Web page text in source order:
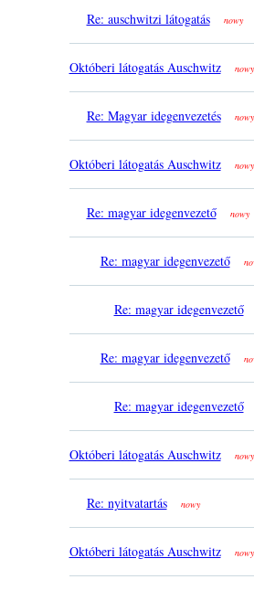
Re: auschwitzi látogatás nowy
Októberi látogatás Auschwitz nowy
Re: Magyar idegenvezetés nowy
Októberi látogatás Auschwitz nowy
Re: magyar idegenvezető nowy
Re: magyar idegenvezető
Re: magyar idegenvezető
Re: magyar idegenvezető
Re: magyar idegenvezető
Októberi látogatás Auschwitz nowy
Re: nyitvatartás nowy
Októberi látogatás Auschwitz nowy